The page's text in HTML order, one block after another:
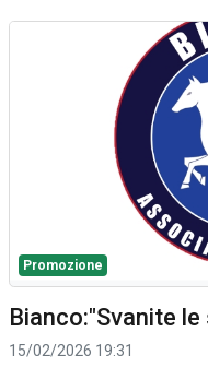
Promozione
Bianco:"Svanite
15/02/2026 19:31